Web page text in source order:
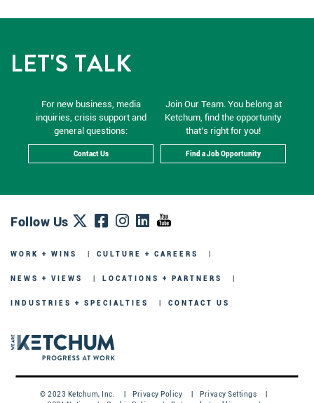
LET'S TALK
For new business, media
inquiries, crisis support and
general questions:
Contact Us
Join Our Team. You belong at
Ketchum, find the opportunity
that’s right for you!
Find a Job Opportunity
Follow Us
WORK + WINS CULTURE + CAREERS
NEWS + VIEWS LOCATIONS + PARTNERS
INDUSTRIES + SPECIALTIES CONTACT US
© 2023 Ketchum, Inc. Privacy Policy
Privacy Settings